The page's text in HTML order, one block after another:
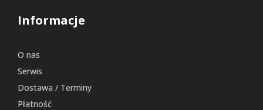
Informacje
O nas
Serwis
Dostawa / Terminy
Płatność